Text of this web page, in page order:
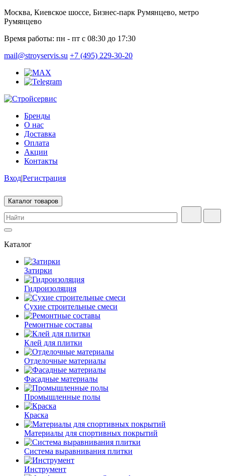
Москва, Киевское шоссе, Бизнес-парк Румянцево, метро
Румянцево
Время работы: пн - пт с 08:30 до 17:30
mail@stroyservis.su +7 (495) 229-30-20
Бренды
О нас
Доставка
Оплата
Акции
Контакты
Вход|Регистрация
Каталог товаров
Каталог
Затирки
Гидроизоляция
Сухие строительные смеси
Ремонтные составы
Клей для плитки
Отделочные материалы
Фасадные материалы
Промышленные полы
Краска
Материалы для спортивных покрытий
Система выравнивания плитки
Инструмент